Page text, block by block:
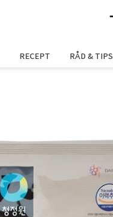
RECEPT RÅD & TIPS